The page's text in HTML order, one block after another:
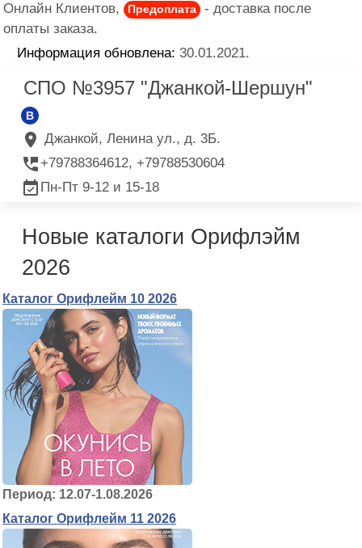
Онлайн Клиентов, Предоплата
- доставка после
оплаты заказа.
Информация обновлена: 30.01.2021.
СПО №3957 "Джанкой-Шершун"
B
Джанкой, Ленина ул., д. 3Б.
+79788364612, +79788530604
Пн-Пт 9-12 и 15-18
Новые каталоги Орифлэйм
2026
Каталог Орифлейм 10 2026
Период: 12.07-1.08.2026
Каталог Орифлейм 11 2026